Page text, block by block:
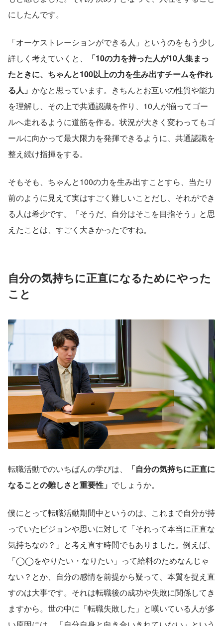
にしたんです。
「オーケストレーションができる人」というのをもう少し
詳しく考えていくと、
「10の力を持った人が10人集まっ
たときに、ちゃんと100以上の力を生み出すチームを作れ
る人」 かなと思っています。きちんとお互いの性質や能力
を理解し、その上で共通認識を作り、10人が揃ってゴー
ルへ走れるように道筋を作る。状況が大きく変わってもゴ
ールに向かって最大限力を発揮できるように、共通認識を
整え続け指揮をする。
そもそも、ちゃんと100の力を生み出すことすら、当たり
前のように見えて実はすごく難しいことだし、それができ
る人は希少です。「そうだ、自分はそこを目指そう」と思
えたことは、すごく大きかったですね。
自分の気持ちに正直になるためにやった
こと
転職活動でのいちばんの学びは、
「自分の気持ちに正直に
なることの難しさと重要性」 でしょうか。
僕にとって転職活動期間中というのは、これまで自分が持
っていたビジョンや思いに対して「それって本当に正直な
気持ちなの？」と考え直す時間でもありました。例えば、
「◯◯をやりたい・なりたい」って給料のためなんじゃ
ない？とか、自分の感情を前提から疑って、本質を捉え直
すのは大事です。それは転職後の成功や失敗に関係してき
ますから。世の中に「転職失敗した」と嘆いている人が多